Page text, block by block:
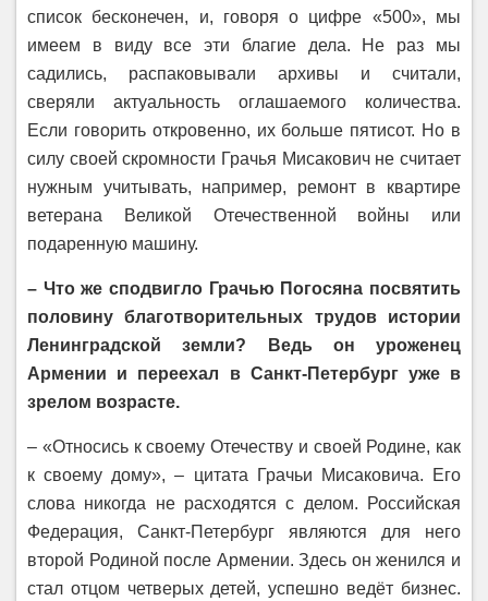
список бесконечен, и, говоря о цифре «500», мы
имеем в виду все эти благие дела. Не раз мы
садились, распаковывали архивы и считали,
сверяли актуальность оглашаемого количества.
Если говорить откровенно, их больше пятисот. Но в
силу своей скромности Грачья Мисакович не считает
нужным учитывать, например, ремонт в квартире
ветерана Великой Отечественной войны или
подаренную машину.
– Что же сподвигло Грачью Погосяна посвятить
половину благотворительных трудов истории
Ленинградской земли? Ведь он уроженец
Армении и переехал в Санкт-Петербург уже в
зрелом возрасте.
– «Относись к своему Отечеству и своей Родине, как
к своему дому», – цитата Грачьи Мисаковича. Его
слова никогда не расходятся с делом. Российская
Федерация, Санкт-Петербург являются для него
второй Родиной после Армении. Здесь он женился и
стал отцом четверых детей, успешно ведёт бизнес.